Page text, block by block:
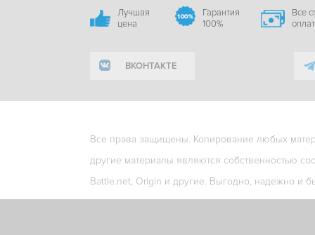
Лучшая
цена
Гарантия
100%
Все
ВКОНТАКТЕ
Все права защищены. Копирование любых
другие материалы являются собственностью
Battle.net, Origin и другие. Выгодно, надежно и